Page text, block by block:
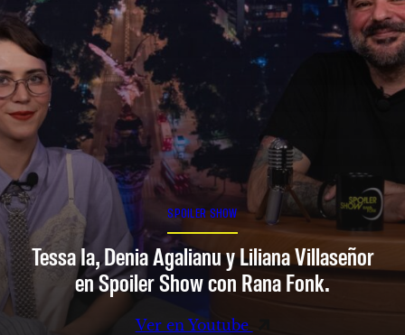
SPOILER SHOW
Tessa Ia, Denia Agalianu y Liliana Villaseñor
en Spoiler Show con Rana Fonk.
Ver en Youtube